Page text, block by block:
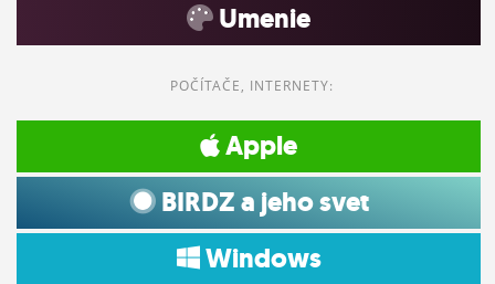
Umenie
POČÍTAČE, INTERNETY:
Apple
BIRDZ a jeho svet
Windows